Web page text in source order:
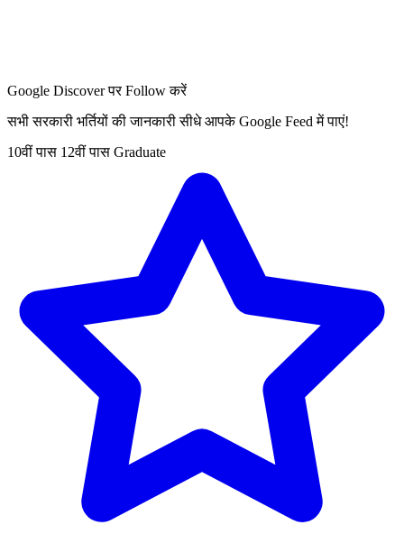
Google Discover पर Follow करें
सभी सरकारी भर्तियों की जानकारी सीधे आपके Google Feed में पाएं!
10वीं पास 12वीं पास Graduate